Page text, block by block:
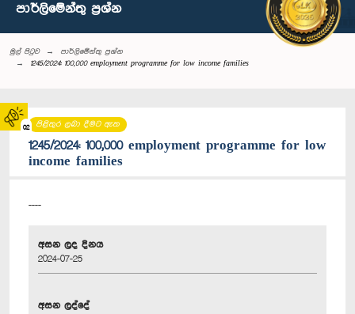
02
පාර්ලි‌මේන්තු‌ ප්‍රශ්න
මුල් පිටුව
පාර්ලි‌මේන්තු‌ ප්‍රශ්න
1245/2024: 100,000 employment programme for low income families
පිළිතුර ලබා දීමට ඇත
1245/2024: 100,000 employment programme for low
income families
----
අසන ලද දිනය
2024-07-25
අසන ලද්දේ